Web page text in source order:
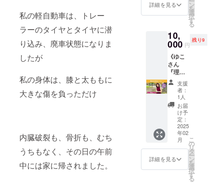
私の軽自動車は、トレー
ラーのタイヤとタイヤに潜
り込み、廃車状態になりま
したが
私の身体は、膝と太ももに
大きな傷を負っただけ
内臓破裂も、骨折も、むち
うちもなく、その日の午前
中には家に帰されました。
するよ
うにな
る。累
ポート
実績は1
億円
超。子
どもや
社会貢
献につ
ながる
挑戦が
得意分
野で
す。 ☆
ご注意
事項 ※
公序良
俗に反
する挑
ドファ
ンディ
施にあ
たり出
版社の
許可を
得てお
ります
※ 画像
はイ
メージ
です
（外観
や仕様
は変更
になる
場合が
ありま
す）
m 正方
形 出版
しだえ
ほん
（自費
出版）
ページ
数：24
ページ /
カラー
発売日
2025年
1月（予
定） ※
クラウ
ドファ
ンディ
ング実
施にあ
たり出
版社の
はイ
メージ
や仕様
は変更
になる
場合が
ありま
す）
【ラン
チ会 開
催期
限】
2025年
12月末
まで
m 正方
形 出版
ほん
（自費
出版）
ページ
数：24
ページ /
カラー
発売日
2025年
1月（予
定） ※
クラウ
ドファ
ンディ
ング実
たり出
版社の
た写真
しいた
します
への交
通費は
各自で
ご負担
くださ
時の詳
細は
メー
ル、
メッ
セージ
相談さ
せてく
ページ
発売日
2025年
1月（予
定） ※
クラウ
ドファ
ンディ
ング実
施にあ
たり出
版社の
許可を
得てお
ります
※ 画像
はイ
メージ
本を20
東は交
通費込
で伺い
ます
（東
京、千
葉、神
奈川、
埼玉、
茨城
県、栃
木県、
群馬
県） ・
関東以
外は別
途で交
法、営
アッ
プ、お
名前ポ
エムに
ついて
になり
ます気
になる
テーマ
をオプ
ション
欄より
ご選択
くださ
い。 [内
容] ・
zoomを
セッ
ション
RASⓇ
＞」60
分 ・オ
フライ
ンの場
合は当
方の
セッ
ション
ルーム
にて行
います
（場所
は東京
都多摩
市で
す。詳
細な場
詳細を見る ン
を
選
択
す
る
10,
000 円
残り9
《ゆこ
さん
『理想
実現化
セラ
ピー』
》 絵本
制作の
コアメ
ンバー
のゆこ
さんの
オンラ
インセ
ラピー
です [内
支援
者：
1人
お届
け予
定：
2025
年02
月
詳細を見る
こ
の
リ
タ
ー
ン
を
選
択
す
る